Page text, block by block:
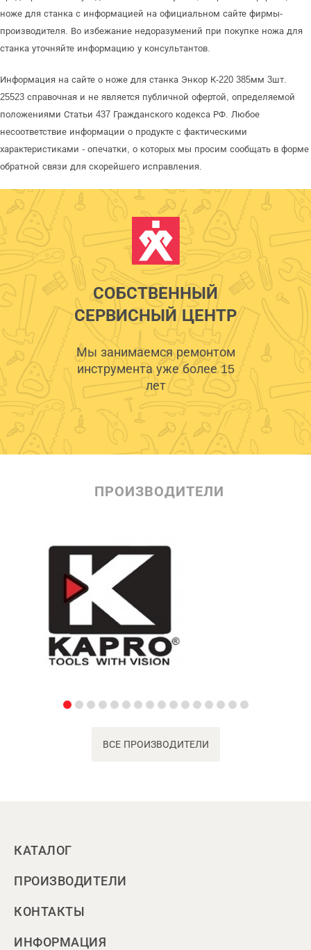
ноже для станка с информацией на официальном сайте фирмы-
производителя. Во избежание недоразумений при покупке ножа для
станка уточняйте информацию у консультантов.
Информация на сайте о ноже для станка Энкор К-220 385мм 3шт.
25523 справочная и не является публичной офертой, определяемой
положениями Статьи 437 Гражданского кодекса РФ. Любое
несоответствие информации о продукте с фактическими
характеристиками - опечатки, о которых мы просим сообщать в форме
обратной связи для скорейшего исправления.
СОБСТВЕННЫЙ
СЕРВИСНЫЙ ЦЕНТР
Мы занимаемся ремонтом
инструмента уже более 15
лет
ПРОИЗВОДИТЕЛИ
ВСЕ ПРОИЗВОДИТЕЛИ
КАТАЛОГ
ПРОИЗВОДИТЕЛИ
КОНТАКТЫ
ИНФОРМАЦИЯ